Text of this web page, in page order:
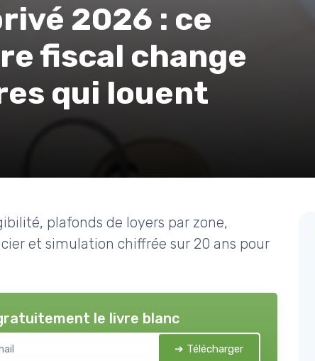
2026 : ce
fiscal change
qui louent
plafonds de loyers par zone,
et simulation chiffrée sur 20 ans pour
le livre blanc
➔ Télécharger